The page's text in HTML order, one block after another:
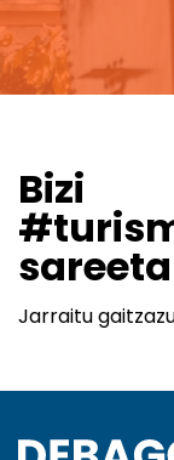
Bizi
Jarraitu